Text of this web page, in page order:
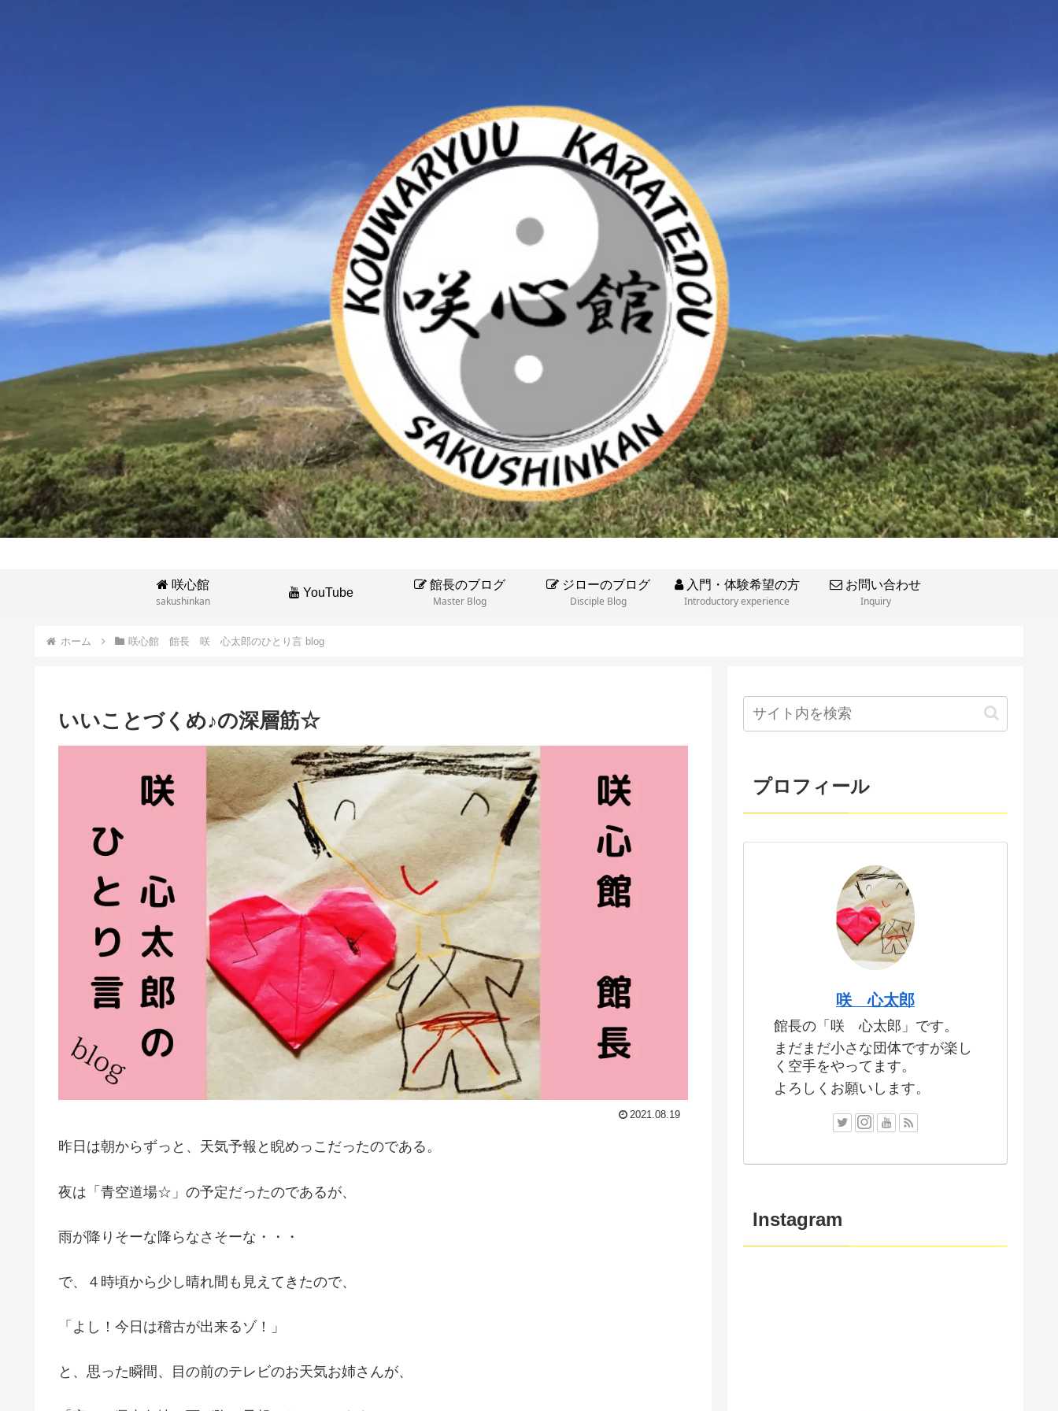
咲心館
sakushinkan
YouTube
館長のブログ
Master Blog
ジローのブログ
Disciple Blog
入門・体験希望の方
Introductory experience
お問い合わせ
Inquiry
ホーム 咲心館 館長 咲 心太郎のひとり言 blog
いいことづくめ♪の深層筋☆
2021.08.19
昨日は朝からずっと、天気予報と睨めっこだったのである。
夜は「青空道場☆」の予定だったのであるが、
雨が降りそーな降らなさそーな・・・
で、４時頃から少し晴れ間も見えてきたので、
「よし！今日は稽古が出来るゾ！」
と、思った瞬間、目の前のテレビのお天気お姉さんが、
プロフィール
咲 心太郎
館長の「咲 心太郎」です。
まだまだ小さな団体ですが楽し
く空手をやってます。
よろしくお願いします。
Instagram